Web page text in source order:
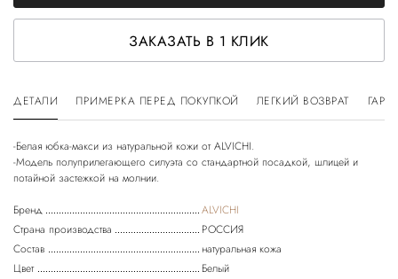
ЗАКАЗАТЬ В 1 КЛИК
ДЕТАЛИ ПРИМЕРКА ПЕРЕД ПОКУПКОЙ ЛЕГКИЙ ВОЗВРАТ
-Белая юбка-макси из натуральной кожи от ALVICHI.
-Модель полуприлегающего силуэта со стандартной посадкой, шлицей и
потайной застежкой на молнии.
Бренд
ALVICHI
Страна производства
РОССИЯ
Состав
натуральная кожа
Цвет
Белый